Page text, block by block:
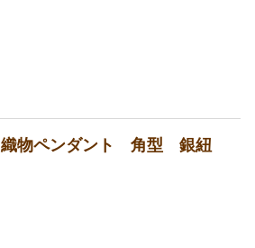
織物ペンダント 角型 銀紐